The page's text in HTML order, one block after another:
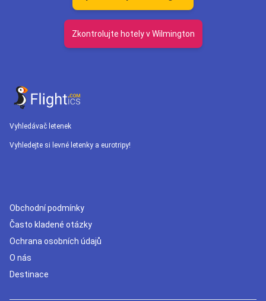
Zkontrolujte hotely v Wilmington
Vyhledávač letenek
Vyhledejte si levné letenky a eurotripy!
Obchodní podmínky
Často kladené otázky
Ochrana osobních údajů
O nás
Destinace